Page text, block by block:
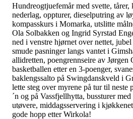
Hundreogtjuefemår med svette,
nederlag, oppturer, dieselputring av
kompasskurs i Momarka, utslitte
Ola Solbakken og Ingrid Syrstad
ned i venstre hjørnet over nettet,
smude pasninger langs vantet i
allidretten, poengrennseire av Jørgen
basketballen etter en 3-poenger,
baklengssalto på Swingdanskveld i
lette steg over myrene på tur til
´n og på Vassfjellhytta, bussturer
utøvere, middagsservering i
gode hopp etter Wirkola!